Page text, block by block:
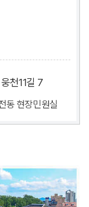
천11길 7
동 현장민원실